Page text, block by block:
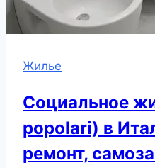
Жилье
Социальное
popolari) в
ремонт,